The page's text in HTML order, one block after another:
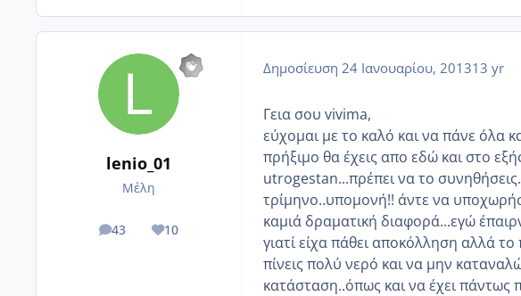
lenio_01
Μέλη
43
posts 10
Reputation
Δημοσίευση 24 Ιανουαρίου, 201313 yr
Γεια σου vivima,
εύχομαι με το καλό και να πάνε όλα
πρήξιμο θα έχεις απο εδώ και στο
utrogestan...πρέπει να το
τρίμηνο..υπομονή!! άντε να
καμιά δραματική διαφορά...εγώ
γιατί είχα πάθει αποκόλληση αλλά
πίνεις πολύ νερό και να μην
κατάσταση..όπως και να έχει πάντως